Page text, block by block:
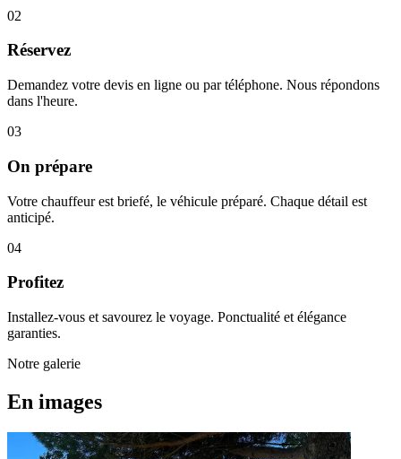
02
Réservez
Demandez votre devis en ligne ou par téléphone. Nous répondons
dans l'heure.
03
On prépare
Votre chauffeur est briefé, le véhicule préparé. Chaque détail est
anticipé.
04
Profitez
Installez-vous et savourez le voyage. Ponctualité et élégance
garanties.
Notre galerie
En images